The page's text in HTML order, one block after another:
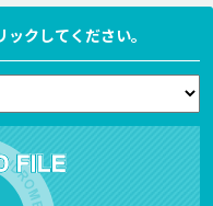
クしてください。